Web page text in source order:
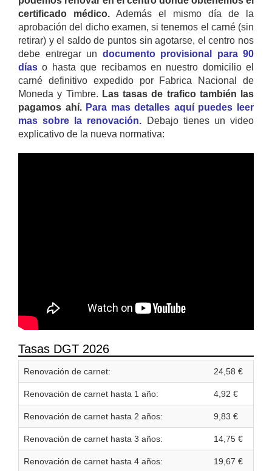
certificado médico. Además el mismo día de la
aprobación del dicho examen, si tenemos el carné (sin
retirar) y el saldo de puntos sin agotarse, el centro nos
debe entregar un documento provisional para 90
días o hasta que recibamos en nuestro domicilio el
carné definitivo expedido por Fabrica Nacional de
Moneda y Timbre. Las tasas de trafico también las
pagamos ahí. Para mas detalles aquí puedes leer
mas sobre la renovación. Debajo tienes un video
explicativo de la nueva normativa:
Tasas DGT 2026
Renovación de carnet: 24,58 €
Renovación de carnet hasta 1 año: 4,92 €
Renovación de carnet hasta 2 años: 9,83 €
Renovación de carnet hasta 3 años: 14,75 €
Renovación de carnet hasta 4 años: 19,67 €